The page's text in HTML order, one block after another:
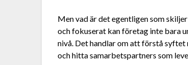
Men vad är det egentligen som
och fokuserat kan företag inte bara
nivå. Det handlar om att förstå syftet
och hitta samarbetspartners som